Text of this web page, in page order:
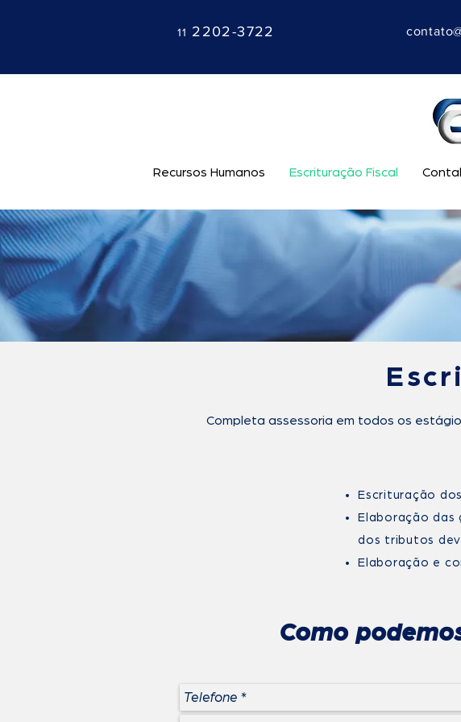
11 2202-3722
Recursos Humanos Escrituração Fiscal
Completa assessoria em todos os
Escrituração
Elaboração das
dos tributos
Elaboração e
Como